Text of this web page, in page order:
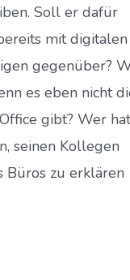
Soll er dafür
mit digitalen
gegenüber?
es eben nicht
gibt? Wer hat
seinen Kollegen
zu erklären